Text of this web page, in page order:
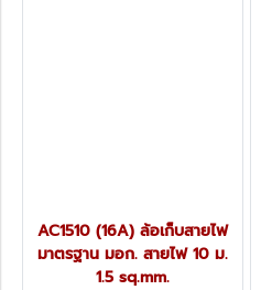
AC1510 (16A) ล้อเก็บสายไฟ
มาตรฐาน มอก. สายไฟ 10 ม.
1.5 sq.mm.